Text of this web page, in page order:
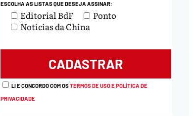
ESCOLHA AS LISTAS QUE DESEJA ASSINAR:
Editorial BdF
Ponto
Notícias da China
LI E CONCORDO COM OSTERMOS DE USO E POLÍTICA DE
PRIVACIDADE